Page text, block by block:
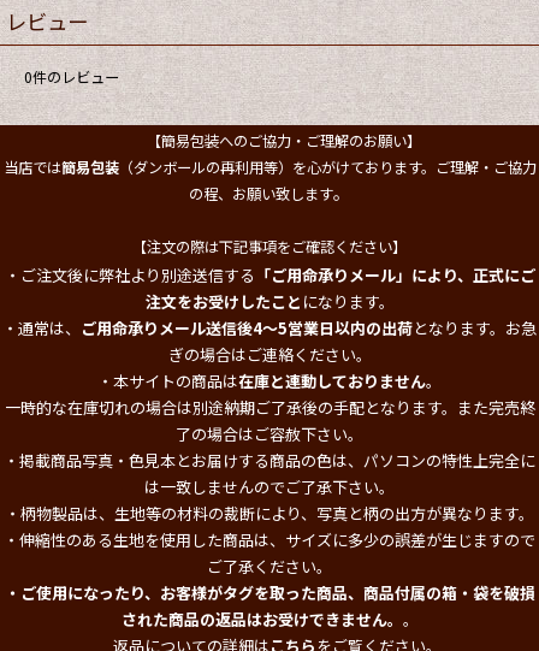
レビュー
0件のレビュー
【簡易包装へのご協力・ご理解のお願い】
当店では簡易包装（ダンボールの再利用等）を心がけております。ご理解・ご協力
の程、お願い致します。
【注文の際は下記事項をご確認ください】
・ご注文後に弊社より別途送信する 「ご用命承りメール」により、正式にご
注文をお受けしたこと になります。
・通常は、 ご用命承りメール送信後4～5営業日以内の出荷となります。お急
ぎの場合はご連絡ください。
・本サイトの商品は在庫と連動しておりません。
一時的な在庫切れの場合は別途納期ご了承後の手配となります。また完売終
了の場合はご容赦下さい。
・掲載商品写真・色見本とお届けする商品の色は、パソコンの特性上完全に
は一致しませんのでご了承下さい。
・柄物製品は、生地等の材料の裁断により、写真と柄の出方が異なります。
・伸縮性のある生地を使用した商品は、サイズに多少の誤差が生じますので
ご了承ください。
・ご使用になったり、お客様がタグを取った商品、商品付属の箱・袋を破損
された商品の返品はお受けできません。 。
返品についての詳細はこちらをご覧ください。